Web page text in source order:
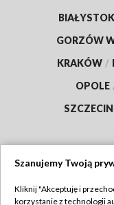
BIAŁYSTOK
GORZÓW
KRAKÓW /
OPOLE
SZCZECIN
Szanujemy Twoją
Kliknij "Akceptuję i
korzystanie z technologii